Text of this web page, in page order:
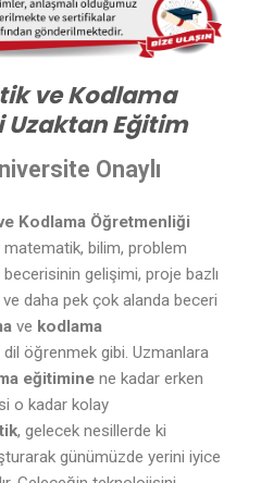
ve Kodlama
Eğitim
Onaylı
Kodlama Öğretmenliği
bilim, problem
gelişimi, proje bazlı
daha pek çok alanda beceri
ve kodlama
dil öğrenmek gibi. Uzmanlara
eğitimine ne kadar erken
o kadar kolay
, gelecek nesillerde ki
günümüzde yerini iyice